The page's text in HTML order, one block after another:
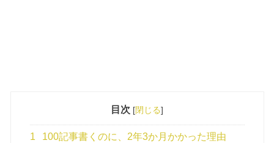
目次 [閉じる]
1 100記事書くのに、2年3か月かかった理由